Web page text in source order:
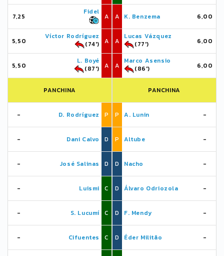
7,25
Fidel
A
5,50
Víctor Rodríguez
(74')
A
5,50
L. Boyé
(87')
A
PANCHINA
- D. Rodríguez P
- Dani Calvo D
- José Salinas D
- Luismi C
- S. Lucumí C
- Cifuentes C
A K. Benzema 6,00
A
Lucas Vázquez
(77')
6,00
A
Marco Asensio
(86')
6,00
PANCHINA
P A. Lunin -
P Altube -
D Nacho -
D Álvaro Odriozola -
D F. Mendy -
D Éder Militão -